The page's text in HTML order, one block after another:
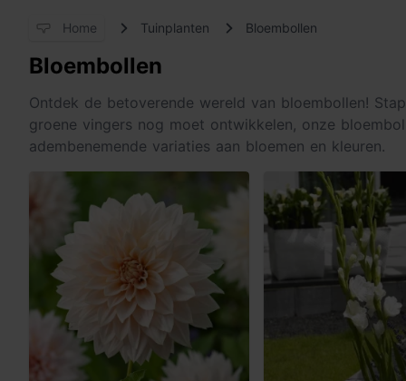
Home Tuinplanten Bloembollen
Bloembollen
Ontdek de betoverende wereld van bloembollen!
groene vingers nog moet ontwikkelen, onze
adembenemende variaties aan bloemen en kleuren.